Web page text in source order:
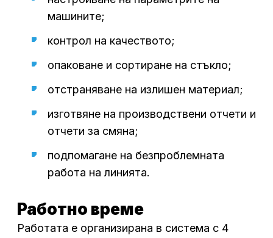
машините;
контрол на качеството;
опаковане и сортиране на стъкло;
отстраняване на излишен материал;
изготвяне на производствени отчети и
отчети за смяна;
подпомагане на безпроблемната
работа на линията.
Работно време
Работата е организирана в система с 4